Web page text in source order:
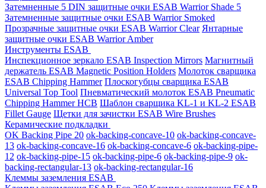
Затемненные 5 DIN защитные очки ESAB Warrior Shade 5
Затемненные защитные очки ESAB Warrior Smoked
Прозрачные защитные очки ESAB Warrior Clear Янтарные
защитные очки ESAB Warrior Amber
Инструменты ESAB
Инспекционное зеркало ESAB Inspection Mirrors Магнитный
держатель ESAB Magnetic Position Holders Молоток сварщика
ESAB Chipping Hammer Плоскогубцы сварщика ESAB
Universal Top Tool Пневматический молоток ESAB Pneumatic
Chipping Hammer HCB Шаблон сварщика KL-1 и KL-2 ESAB
Fillet Gauge Щетки для зачистки ESAB Wire Brushes
Керамические подкладки
OK Backing Pipe 20 ok-backing-concave-10 ok-backing-concave-
13 ok-backing-concave-16 ok-backing-concave-6 ok-backing-pipe-
12 ok-backing-pipe-15 ok-backing-pipe-6 ok-backing-pipe-9 ok-
backing-rectangular-13 ok-backing-rectangular-16
Клеммы заземления ESAB